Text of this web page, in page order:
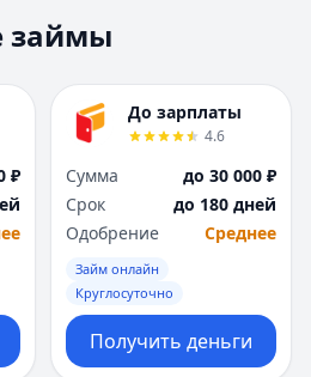
Набережные Челны
Нижний Новгород
Новокузнецк
Новосибирск
Омск
П
Пенза
Пермь
Р
Набережные
Нижний Новгород
Новокузнецк
Новосибирск
Омск
Оренбург
П
Пенза
Пермь
Р
займы
₽
До зарплаты
4.6
Сумма
до 30 000 ₽
Срок
до 180 дней
Одобрение
Среднее
Займ онлайн
Круглосуточно
Получить деньги